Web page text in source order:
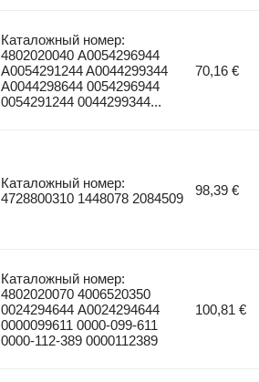
Каталожный номер:
4802020040 A0054296944
A0054291244 A0044299344
A0044298644 0054296944
0054291244 0044299344...
70,16 €
Каталожный номер:
4728800310 1448078 2084509
98,39 €
Каталожный номер:
4802020070 4006520350
0024294644 A0024294644
0000099611 0000-099-611
0000-112-389 0000112389
100,81 €